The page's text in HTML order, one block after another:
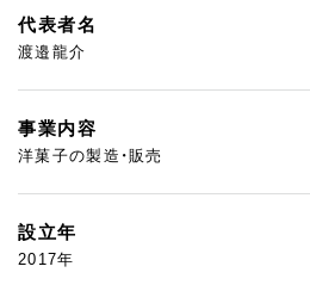
代表者名
渡邉龍介
事業内容
洋菓子の製造・販売
設立年
2017年